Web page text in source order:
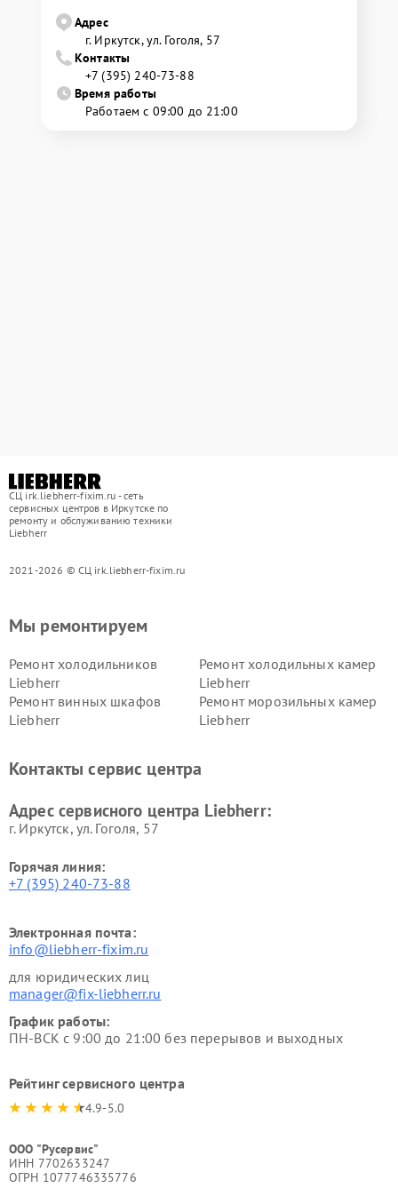
Адрес
г. Иркутск, ул. ​Гоголя, 57
Контакты
+7 (395) 240-73-88
Время работы
Работаем с 09:00 до 21:00
СЦ irk.liebherr-fixim.ru - сеть
сервисных центров в Иркутске по
ремонту и обслуживанию техники
Liebherr
2021-2026 © СЦ irk.liebherr-fixim.ru
Мы ремонтируем
Ремонт холодильников
Liebherr
Ремонт холодильных камер
Liebherr
Ремонт винных шкафов
Liebherr
Ремонт морозильных камер
Liebherr
Контакты сервис центра
Адрес сервисного центра Liebherr:
г. Иркутск, ул. ​Гоголя, 57
Горячая линия:
+7 (395) 240-73-88
Электронная почта:
info@liebherr-fixim.ru
для юридических лиц
manager@fix-liebherr.ru
График работы:
ПН-ВСК с 9:00 до 21:00 без перерывов и выходных
Рейтинг сервисного центра
4.9-5.0
ООО "Русервис"
ИНН 7702633247
ОГРН 1077746335776